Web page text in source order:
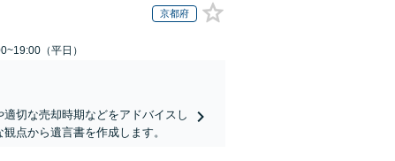
京都府
（平日）
切な売却時期などをアドバイスし
点から遺言書を作成します。